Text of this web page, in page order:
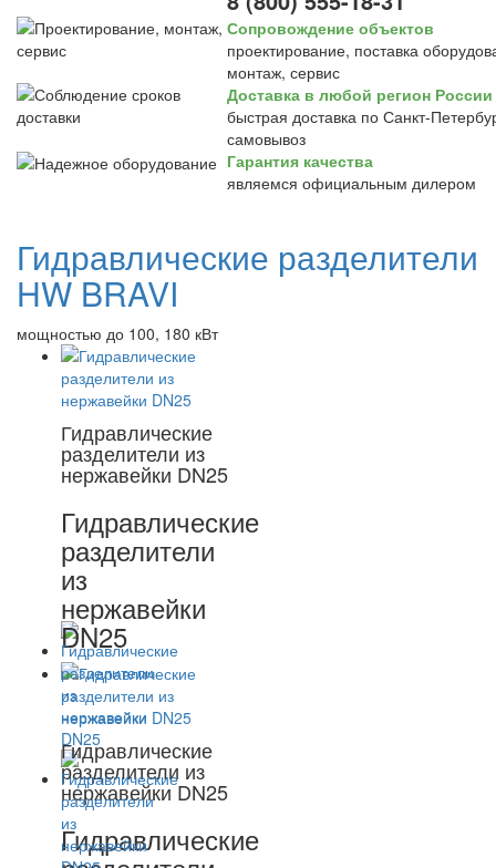
Сопровождение объектов
проектирование, поставка
монтаж, сервис
Доставка в любой регион России
быстрая доставка по Санкт-
самовывоз
Гарантия качества
являемся официальным дилером
Гидравлические разделители
HW BRAVI
мощностью до 100, 180 кВт
Гидравлические
разделители из
нержавейки DN25
Гидравлические
разделители
из
нержавейки
DN25
Гидравлические
разделители из
нержавейки DN25
Гидравлические